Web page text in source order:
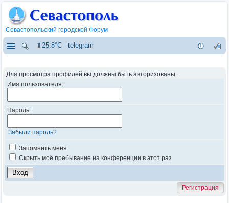
Севастопольский городской Форум
⇑25.8°C telegram
Для просмотра профилей вы должны быть авторизованы.
Имя пользователя:
Пароль:
Забыли пароль?
Запомнить меня
Скрыть моё пребывание на конференции в этот раз
Регистрация